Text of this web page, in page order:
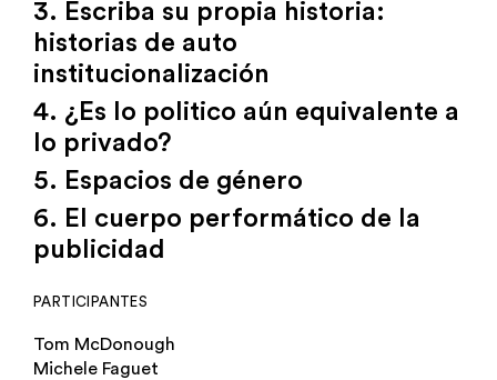
3. Escriba su propia historia:
historias de auto
institucionalización
4. ¿Es lo politico aún equivalente a
lo privado?
5. Espacios de género
6. El cuerpo performático de la
publicidad
PARTICIPANTES
Tom McDonough
Michele Faguet